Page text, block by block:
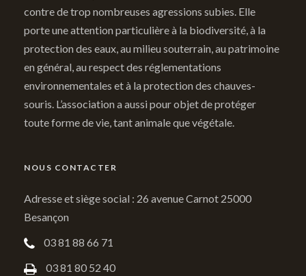
contre de trop nombreuses agressions subies. Elle
porte une attention particulière à la biodiversité, à la
protection des eaux, au milieu souterrain, au patrimoine
en général, au respect des réglementations
environnementales et à la protection des chauves-
souris. L’association a aussi pour objet de protéger
toute forme de vie, tant animale que végétale.
NOUS CONTACTER
Adresse et siège social : 26 avenue Carnot 25000
Besançon
03 81 88 66 71
03 81 80 52 40